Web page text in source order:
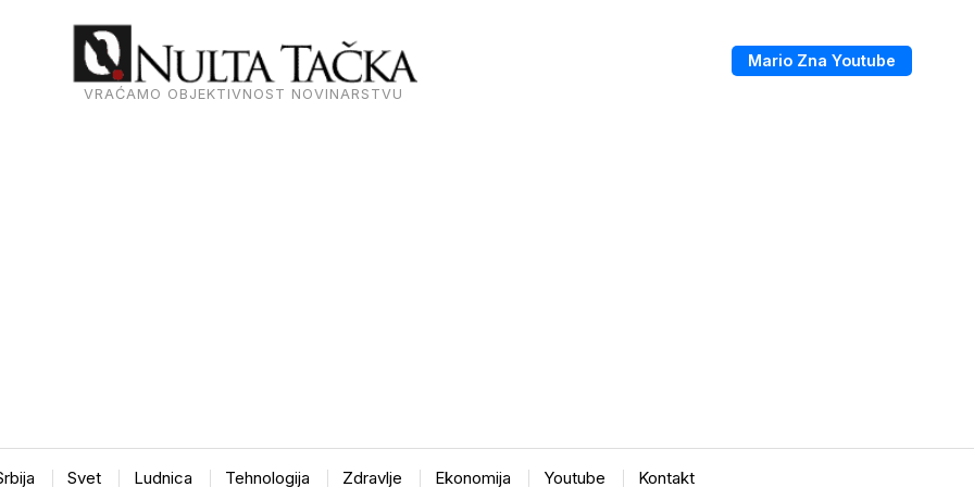
VRAĆAMO OBJEKTIVNOST NOVINARSTVU
Mario Zna Youtube
Svet Ludnica Tehnologija Zdravlje Ekonomija Youtube Kontakt